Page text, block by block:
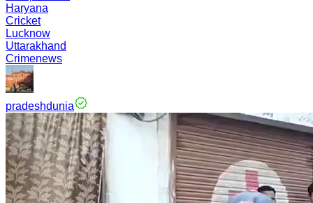
Haryana
Cricket
Lucknow
Uttarakhand
Crimenews
pradeshdunia